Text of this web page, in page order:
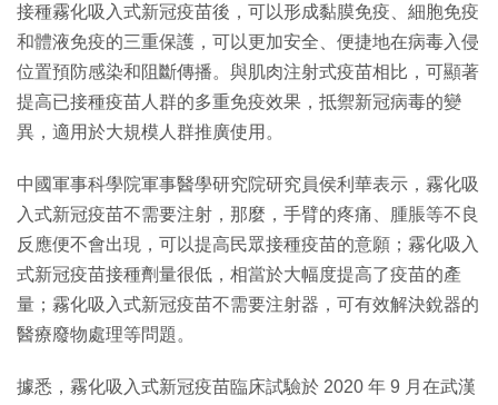
接種霧化吸入式新冠疫苗後，可以形成黏膜免疫、細胞免疫
和體液免疫的三重保護，可以更加安全、便捷地在病毒入侵
位置預防感染和阻斷傳播。與肌肉注射式疫苗相比，可顯著
提高已接種疫苗人群的多重免疫效果，抵禦新冠病毒的變
異，適用於大規模人群推廣使用。
中國軍事科學院軍事醫學研究院研究員侯利華表示，霧化吸
入式新冠疫苗不需要注射，那麼，手臂的疼痛、腫脹等不良
反應便不會出現，可以提高民眾接種疫苗的意願；霧化吸入
式新冠疫苗接種劑量很低，相當於大幅度提高了疫苗的產
量；霧化吸入式新冠疫苗不需要注射器，可有效解決銳器的
醫療廢物處理等問題。
據悉，霧化吸入式新冠疫苗臨床試驗於 2020 年 9 月在武漢